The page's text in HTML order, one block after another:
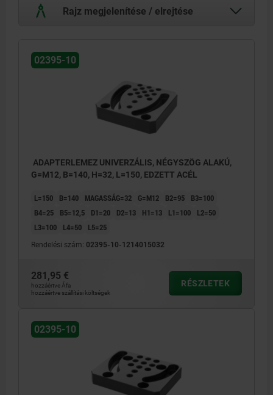
Rajz megjelenítése / elrejtése
1) Rendszerméret M12
02395-10
ADAPTERLEMEZ UNIVERZÁLIS, NÉGYSZÖG ALAKÚ,
G=M12, B=140, H=32, L=150, EDZETT ACÉL
L=150 B=140 MAGASSÁG=32 G=M12 B2=95
B3=100
B4=25
B5=12,5 D1=20 D2=13 H1=13 L1=100
L2=50
L3=100
L4=50 L5=25
Rendelési szám: 02395-10-1214015032
281,95 €
hozzáértve Áfa
hozzáértve szállítási költségek
RÉSZLETEK
02395-10